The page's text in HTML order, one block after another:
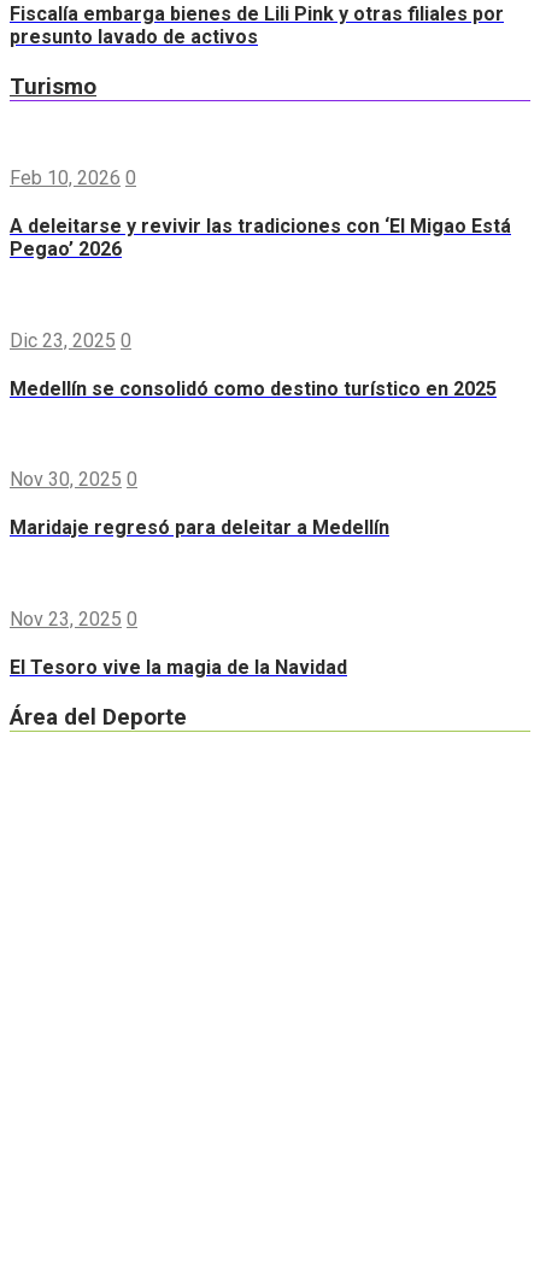
Fiscalía embarga bienes de Lili Pink y otras filiales por
presunto lavado de activos
Turismo
Feb 10, 2026 0
A deleitarse y revivir las tradiciones con ‘El Migao Está
Pegao’ 2026
Dic 23, 2025 0
Medellín se consolidó como destino turístico en 2025
Nov 30, 2025 0
Maridaje regresó para deleitar a Medellín
Nov 23, 2025 0
El Tesoro vive la magia de la Navidad
Área del Deporte